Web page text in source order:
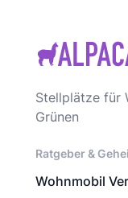
Stellplätze für
Grünen
Ratgeber &
Wohnmobil